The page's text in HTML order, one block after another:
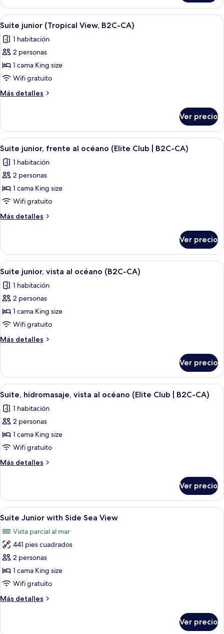
junior
(B2C-
CA)
Abrir
todas
las
fotos
de
Suite
junior
(Tropical
B2C-
CA)
Una habitación de hotel moderna
6
Suite junior (Tropical View, B2C-CA)
1 habitación
2 personas
1 cama King size
Wifi gratuito
Más detalles
Más
junior
(Tropical
View,
CA)
Ver precio
Abrir
todas
las
fotos
de
Suite
junior,
frente
océano
(Elite
Club
B2C-
CA)
Una habitación de hotel moderna
6
Suite junior, frente al océano (Elite Club | B2C-CA)
1 habitación
2 personas
1 cama King size
Wifi gratuito
Más detalles
Más
junior,
frente
al
océano
(Elite
Club
B2C-
CA)
Ver precio
Abrir
todas
las
fotos
de
Suite
junior,
vista
océano
(B2C-
CA)
Habitación de hotel moderna con
6
Suite junior, vista al océano (B2C-CA)
1 habitación
2 personas
1 cama King size
Wifi gratuito
Más detalles
Más
junior,
vista
al
(B2C-
CA)
Ver precio
Abrir
todas
las
fotos
de
Suite,
hidromasaje,
vista
océano
(Elite
Club
B2C-
CA)
Habitación de hotel moderna con
7
Suite, hidromasaje, vista al océano (Elite Club | B2C-CA)
1 habitación
2 personas
1 cama King size
Wifi gratuito
Más detalles
Más
hidromasaje,
vista
al
(Elite
Club
B2C-
CA)
Ver precio
Abrir
todas
las
fotos
de
Suite
Junior
Side
3
Suite Junior with Side Sea View
Vista parcial al mar
441 pies cuadrados
2 personas
1 cama King size
Wifi gratuito
Más detalles
Más
Ver precio